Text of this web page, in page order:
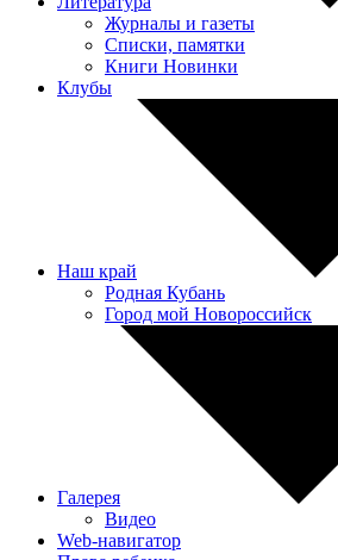
Журналы и газеты
Списки, памятки
Книги Новинки
Клубы
Наш край
Родная Кубань
Город мой Новороссийск
Галерея
Видео
Web-навигатор